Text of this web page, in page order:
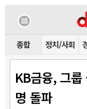
종합 정치/사회
KB금융, 그
명 돌파